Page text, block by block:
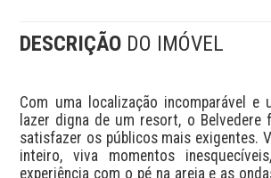
DESCRIÇÃO DO IMÓVEL
Com uma localização incomparável e
lazer digna de um resort, o Belvedere
satisfazer os públicos mais exigentes.
inteiro, viva momentos
experiência com o pé na areia e as